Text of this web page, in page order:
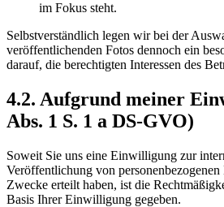
im Fokus steht.
Selbstverständlich legen wir bei der
veröffentlichenden Fotos dennoch ein
darauf, die berechtigten Interessen des
4.2. Aufgrund meiner
Abs. 1 S. 1 a DS-GVO)
Soweit Sie uns eine Einwilligung zur
Veröffentlichung von
Zwecke erteilt haben, ist die
Basis Ihrer Einwilligung gegeben.